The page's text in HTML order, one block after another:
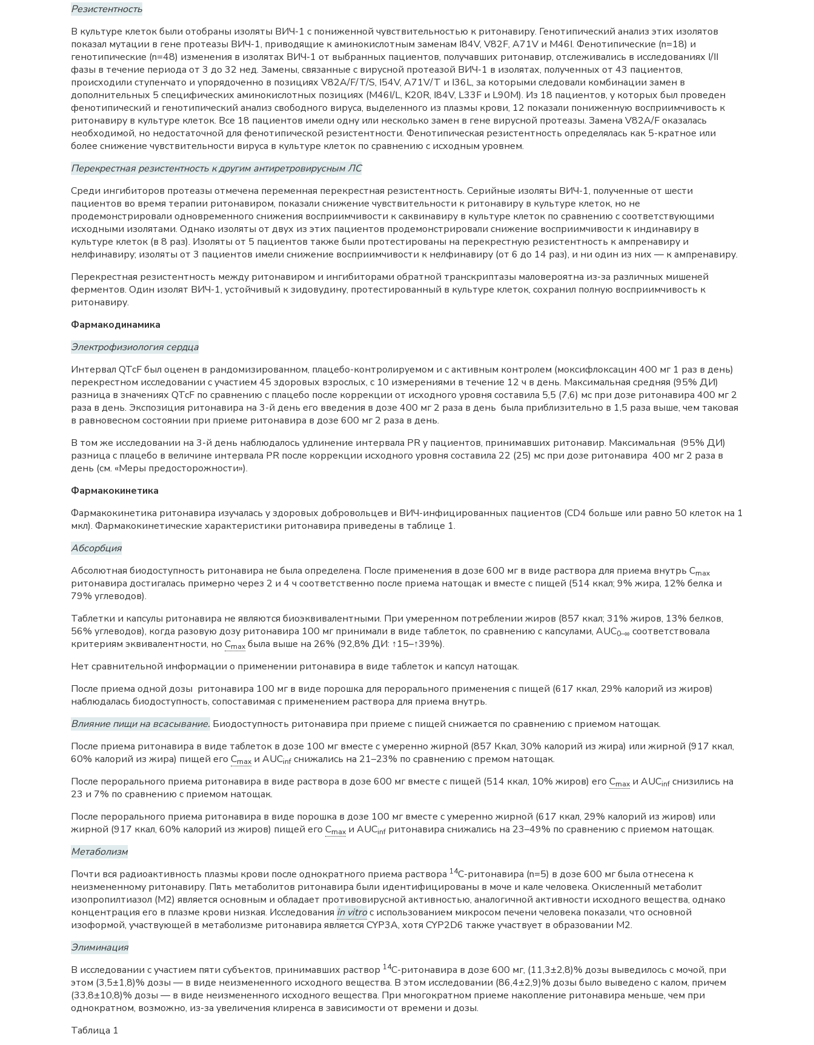
Резистентность
В культуре клеток были отобраны изоляты ВИЧ-1 с пониженной чувствительностью к ритонавиру. Генотипический анализ этих изолятов
показал мутации в гене протеазы ВИЧ-1, приводящие к аминокислотным заменам I84V, V82F, A71V и M46I. Фенотипические (n=18) и
генотипические (n=48) изменения в изолятах ВИЧ-1 от выбранных пациентов, получавших ритонавир, отслеживались в исследованиях I/II
фазы в течение периода от 3 до 32 нед. Замены, связанные с вирусной протеазой ВИЧ-1 в изолятах, полученных от 43 пациентов,
происходили ступенчато и упорядоченно в позициях V82A/F/T/S, I54V, A71V/T и I36L, за которыми следовали комбинации замен в
дополнительных 5 специфических аминокислотных позициях (M46I/L, K20R, I84V, L33F и L90M). Из 18 пациентов, у которых был проведен
фенотипический и генотипический анализ свободного вируса, выделенного из плазмы крови, 12 показали пониженную восприимчивость к
ритонавиру в культуре клеток. Все 18 пациентов имели одну или несколько замен в гене вирусной протеазы. Замена V82A/F оказалась
необходимой, но недостаточной для фенотипической резистентности. Фенотипическая резистентность определялась как 5-кратное или
более снижение чувствительности вируса в культуре клеток по сравнению с исходным уровнем.
Перекрестная резистентность к другим антиретровирусным ЛС
Среди ингибиторов протеазы отмечена переменная перекрестная резистентность. Серийные изоляты ВИЧ-1, полученные от шести
пациентов во время терапии ритонавиром, показали снижение чувствительности к ритонавиру в культуре клеток, но не
продемонстрировали одновременного снижения восприимчивости к саквинавиру в культуре клеток по сравнению с соответствующими
исходными изолятами. Однако изоляты от двух из этих пациентов продемонстрировали снижение восприимчивости к индинавиру в
культуре клеток (в 8 раз). Изоляты от 5 пациентов также были протестированы на перекрестную резистентность к ампренавиру и
нелфинавиру; изоляты от 3 пациентов имели снижение восприимчивости к нелфинавиру (от 6 до 14 раз), и ни один из них — к ампренавиру.
Перекрестная резистентность между ритонавиром и ингибиторами обратной транскриптазы маловероятна из-за различных мишеней
ферментов. Один изолят ВИЧ-1, устойчивый к зидовудину, протестированный в культуре клеток, сохранил полную восприимчивость к
ритонавиру.
Фармакодинамика
Электрофизиология сердца
Интервал QTcF был оценен в рандомизированном, плацебо-контролируемом и с активным контролем (моксифлоксацин 400 мг 1 раз в день)
перекрестном исследовании с участием 45 здоровых взрослых, с 10 измерениями в течение 12 ч в день. Максимальная средняя (95% ДИ)
разница в значениях QTcF по сравнению с плацебо после коррекции от исходного уровня составила 5,5 (7,6) мс при дозе ритонавира 400 мг 2
раза в день. Экспозиция ритонавира на 3-й день его введения в дозе 400 мг 2 раза в день была приблизительно в 1,5 раза выше, чем таковая
в равновесном состоянии при приеме ритонавира в дозе 600 мг 2 раза в день.
В том же исследовании на 3-й день наблюдалось удлинение интервала PR у пациентов, принимавших ритонавир. Максимальная (95% ДИ)
разница с плацебо в величине интервала PR после коррекции исходного уровня составила 22 (25) мс при дозе ритонавира 400 мг 2 раза в
день (см. «Меры предосторожности»).
Фармакокинетика
Фармакокинетика ритонавира изучалась у здоровых добровольцев и ВИЧ-инфицированных пациентов (CD4 больше или равно 50 клеток на 1
мкл). Фармакокинетические характеристики ритонавира приведены в таблице 1.
Абсорбция
Абсолютная биодоступность ритонавира не была определена. После применения в дозе 600 мг в виде раствора для приема внутрь Сmax
ритонавира достигалась примерно через 2 и 4 ч соответственно после приема натощак и вместе с пищей (514 ккал; 9% жира, 12% белка и
79% углеводов).
Таблетки и капсулы ритонавира не являются биоэквивалентными. При умеренном потреблении жиров (857 ккал; 31% жиров, 13% белков,
56% углеводов), когда разовую дозу ритонавира 100 мг принимали в виде таблеток, по сравнению с капсулами, AUC0–∞ соответствовала
критериям эквивалентности, но Cmax была выше на 26% (92,8% ДИ: ↑15–↑39%).
Нет сравнительной информации о применении ритонавира в виде таблеток и капсул натощак.
После приема одной дозы ритонавира 100 мг в виде порошка для перорального применения с пищей (617 ккал, 29% калорий из жиров)
наблюдалась биодоступность, сопоставимая с применением раствора для приема внутрь.
Влияние пищи на всасывание. Биодоступность ритонавира при приеме с пищей снижается по сравнению с приемом натощак.
После приема ритонавира в виде таблеток в дозе 100 мг вместе с умеренно жирной (857 Ккал, 30% калорий из жира) или жирной (917 ккал,
60% калорий из жира) пищей его Cmax и AUCinf снижались на 21–23% по сравнению с премом натощак.
После перорального приема ритонавира в виде раствора в дозе 600 мг вместе с пищей (514 ккал, 10% жиров) его Cmax и AUCinf снизились на
23 и 7% по сравнению с приемом натощак.
После перорального приема ритонавира в виде порошка в дозе 100 мг вместе с умеренно жирной (617 ккал, 29% калорий из жиров) или
жирной (917 ккал, 60% калорий из жиров) пищей его Cmax и AUCinf ритонавира снижались на 23–49% по сравнению с приемом натощак.
Метаболизм
Почти вся радиоактивность плазмы крови после однократного приема раствора 14C-ритонавира (n=5) в дозе 600 мг была отнесена к
неизмененному ритонавиру. Пять метаболитов ритонавира были идентифицированы в моче и кале человека. Окисленный метаболит
изопропилтиазол (M2) является основным и обладает противовирусной активностью, аналогичной активности исходного вещества, однако
концентрация его в плазме крови низкая. Исследования in vitroс использованием микросом печени человека показали, что основной
изоформой, участвующей в метаболизме ритонавира является CYP3A, хотя CYP2D6 также участвует в образовании М2.
Элиминация
В исследовании с участием пяти субъектов, принимавших раствор 14C-ритонавира в дозе 600 мг, (11,3±2,8)% дозы выведилось с мочой, при
этом (3,5±1,8)% дозы — в виде неизмененного исходного вещества. В этом исследовании (86,4±2,9)% дозы было выведено с калом, причем
(33,8±10,8)% дозы — в виде неизмененного исходного вещества. При многократном приеме накопление ритонавира меньше, чем при
однократном, возможно, из-за увеличения клиренса в зависимости от времени и дозы.
Таблица 1